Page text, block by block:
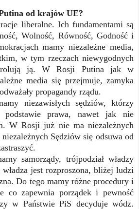
od krajów UE?
liberalne. Ich fundamentami są
Wolność, Równość, Godność i
mamy niezależne media,
w tym rzeczach niewygodnych
ją. W Rosji Putina jak w
media się przejmuje, zamyka
propagandy rządu.
niezawisłych sędziów, którzy
prawa, nawet jak nie
W Rosji już nie ma niezależnych
Sędziów się odsuwa od
samorządy, trójpodział władzy
jest rozproszona, bliżej ludzi
Do tego mamy różne procedury i
co zapewnia porządek i pewność
w Państwie PiS decyduje wódz.